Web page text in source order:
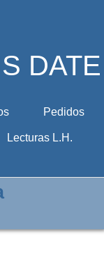
DATE
Pedidos
Lecturas L.H.